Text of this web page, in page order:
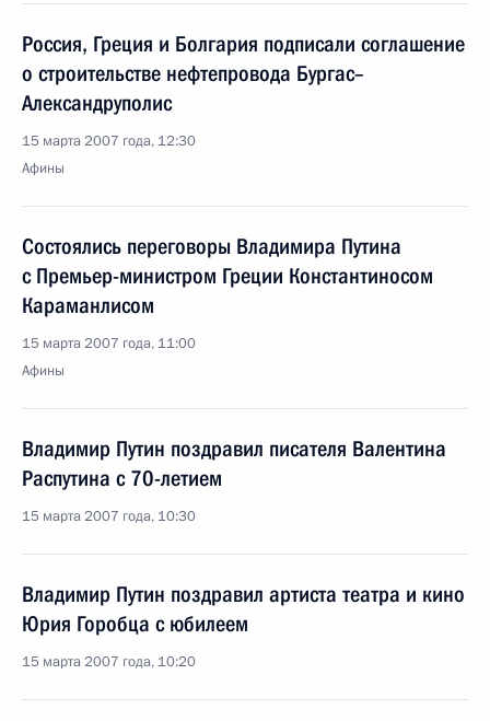
Россия, Греция и Болгария подписали соглашение
о строительстве нефтепровода Бургас–
Александруполис
15 марта 2007 года, 12:30
Афины
Состоялись переговоры Владимира Путина
с Премьер-министром Греции Константиносом
Караманлисом
15 марта 2007 года, 11:00
Афины
Владимир Путин поздравил писателя Валентина
Распутина с 70-летием
15 марта 2007 года, 10:30
Владимир Путин поздравил артиста театра и кино
Юрия Горобца с юбилеем
15 марта 2007 года, 10:20